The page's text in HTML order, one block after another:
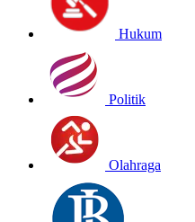
Hukum
Politik
Olahraga